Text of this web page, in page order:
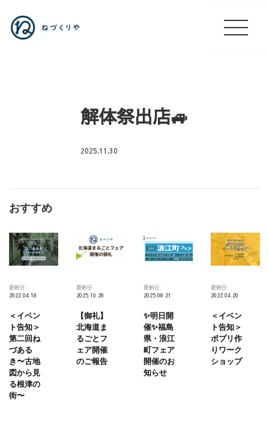
解体祭出店🚙
2025.11.30
末
年
お
休
み
おすすめ
更新日:
2022.04.18
＜イベン
ト告知＞
第二回ね
づある
き〜古地
図から見
る根津の
街〜
更新日:
2025.10.28
【御礼】
北海道ま
るごとフ
ェア開催
のご報告
更新日:
2025.08.21
✨明日開
催✨福島
県・浪江
町フェア
開催のお
知らせ
更新日:
2022.04.20
＜イベン
ト告知＞
ポプリ作
りワーク
ショップ